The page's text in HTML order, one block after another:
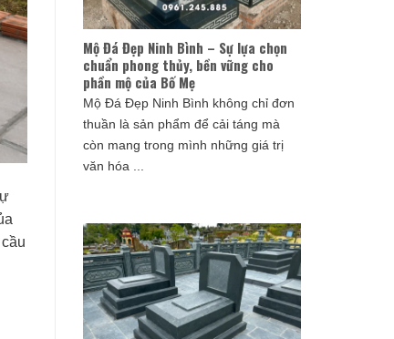
Mộ Đá Đẹp Ninh Bình – Sự lựa chọn
chuẩn phong thủy, bền vững cho
phần mộ của Bố Mẹ
Mộ Đá Đẹp Ninh Bình không chỉ đơn
thuần là sản phẩm để cải táng mà
còn mang trong mình những giá trị
văn hóa ...